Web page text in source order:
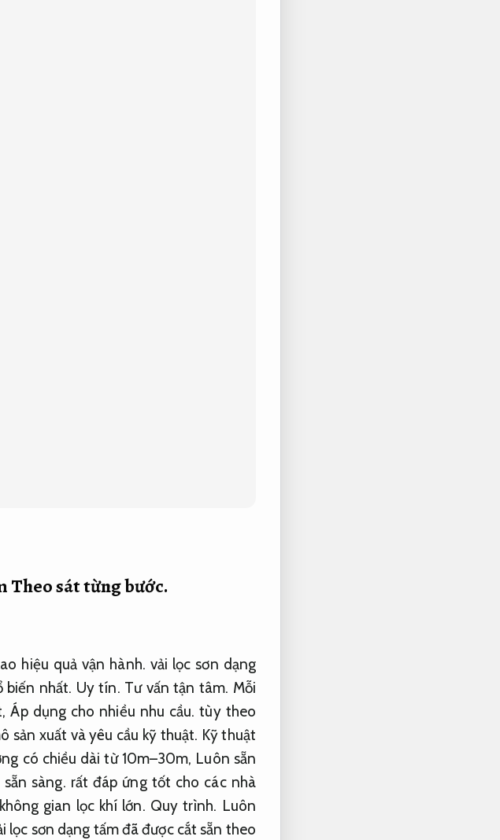
Theo sát từng bước.
hiệu quả vận hành. vải lọc sơn dạng
biến nhất. Uy tín. Tư vấn tận tâm. Mỗi
Áp dụng cho nhiều nhu cầu. tùy theo
sản xuất và yêu cầu kỹ thuật. Kỹ thuật
có chiều dài từ 10m–30m, Luôn sẵn
sàng. rất đáp ứng tốt cho các nhà
gian lọc khí lớn. Quy trình. Luôn
lọc sơn dạng tấm đã được cắt sẵn theo